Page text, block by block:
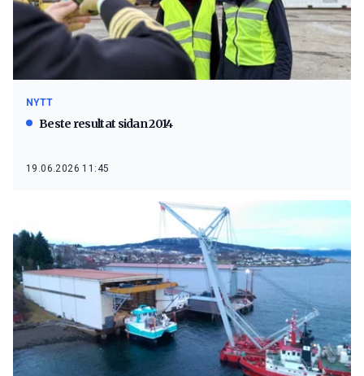
NYTT
Beste resultat sidan 2014
19.06.2026 11:45